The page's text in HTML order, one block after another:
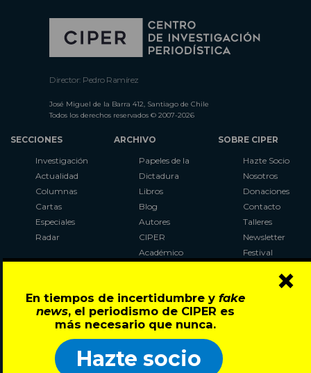
En tiempos de incertidumbre y fake
news, el periodismo de CIPER es
más necesario que nunca.
Hazte socio
×
Director: Pedro Ramírez
José Miguel de la Barra 412, Santiago de Chile
Todos los derechos reservados © 2007-2026
SECCIONES
Investigación
Actualidad
Columnas
Cartas
Especiales
Radar
ARCHIVO
Papeles de la
Dictadura
Libros
Blog
Autores
CIPER
Académico
Al Plebiscito
con CIPER
SOBRE CIPER
Hazte Socio
Nosotros
Donaciones
Contacto
Talleres
Newsletter
Festival